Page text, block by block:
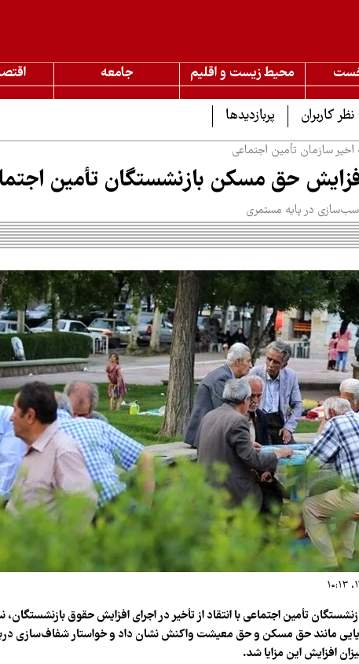
محیط زیست و اقلیم جامعه
نظر کاربران پربازدیدها
سازمان تأمین اجتماعی
حق مسکن بازنشستگان تأمین
در پایه مستمری
تأمین اجتماعی با انتقاد از تأخیر در اجرای افزایش حقوق
مانند حق مسکن و حق معیشت واکنش نشان داد و خواستار شفاف‌سازی
افزایش این مزایا شد.